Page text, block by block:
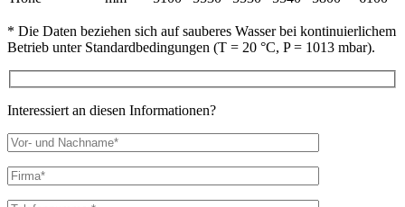
* Die Daten beziehen sich auf sauberes Wasser bei kontinuierlichem
Betrieb unter Standardbedingungen (T = 20 °C, P = 1013 mbar).
Interessiert an diesen Informationen?